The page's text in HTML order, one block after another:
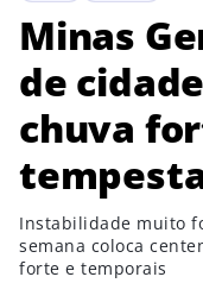
Minas
de
chuva
Instabilidade muito
semana coloca
forte e temporais